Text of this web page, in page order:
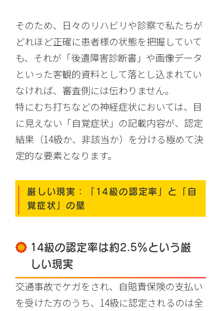
そのため、日々のリハビリや診察で私たちが
どれほど正確に患者様の状態を把握していて
も、それが「後遺障害診断書」や画像データ
といった客観的資料として落とし込まれてい
なければ、審査側には伝わりません。
特にむち打ちなどの神経症状においては、目
に見えない「自覚症状」の記載内容が、認定
結果（14級か、非該当か）を分ける極めて決
定的な要素となります。
厳しい現実：「14級の認定率」と「自
覚症状」の壁
14級の認定率は約2.5％という厳
しい現実
交通事故でケガをされ、自賠責保険の支払い
を受けた方のうち、14級に認定されるのは全